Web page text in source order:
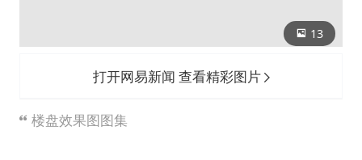
13
打开网易新闻 查看精彩图片
楼盘效果图图集